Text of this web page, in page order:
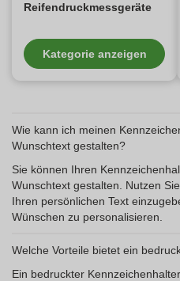
Reifendruckmessgeräte
Kategorie anzeigen
Wie kann ich meinen
Wunschtext gestalten?
Sie können Ihren
Wunschtext gestalten. Nutzen
Ihren persönlichen Text
Wünschen zu personalisieren.
Welche Vorteile bietet ein
Ein bedruckter